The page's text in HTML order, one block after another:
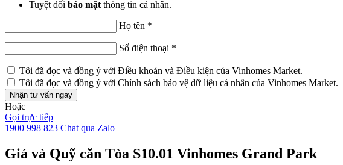
Tuyệt đối bảo mật thông tin cá nhân.
Họ tên *
Số điện thoại *
Tôi đã đọc và đồng ý với Điều khoản và Điều kiện của Vinhomes Market.
Tôi đã đọc và đồng ý với Chính sách bảo vệ dữ liệu cá nhân của Vinhomes Market.
Nhận tư vấn ngay
Hoặc
Gọi trực tiếp
1900 998 823 Chat qua Zalo
Giá và Quỹ căn Tòa S10.01 Vinhomes Grand Park